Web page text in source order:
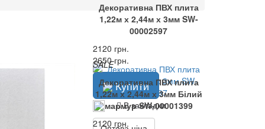
Декоративна ПВХ плита
1,22м х 2,44м х 3мм SW-
00002597
2120 грн.
2650 грн.
Купити
В закладки
SALE
Декоративна ПВХ плита
1,22м х 2,44м х 3мм Білий
мармур SW-00001399
2120 грн.